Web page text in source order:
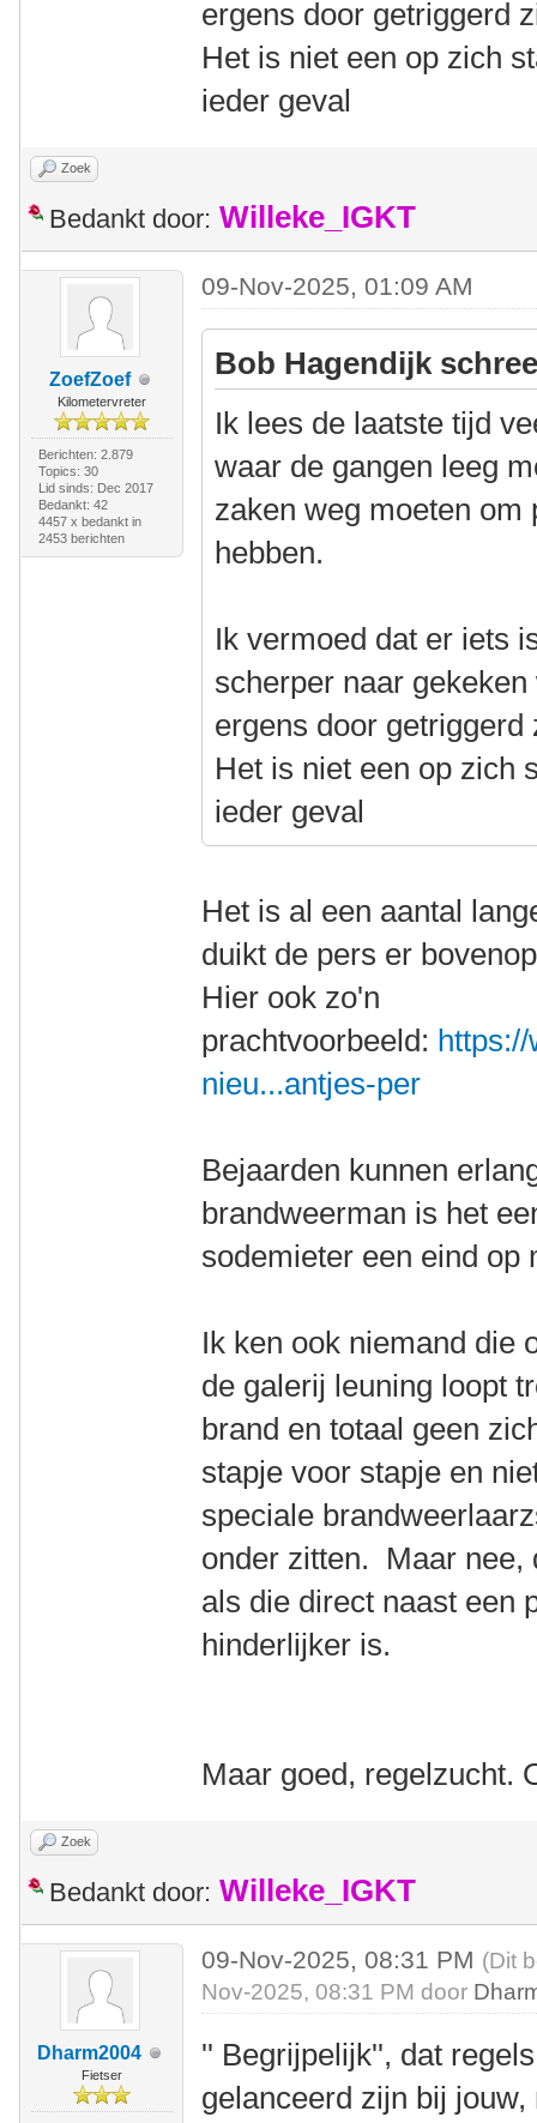
ergens door getriggerd
Het is niet een op zich
ieder geval
Zoek
Bedankt door: Willeke_IGKT
ZoefZoef
Kilometervreter
Berichten: 2.879
Topics: 30
Lid sinds: Dec 2017
Bedankt: 42
4457 x bedankt in
2453 berichten
09-Nov-2025, 01:09 AM
Bob Hagendijk
Ik lees de laatste tijd
waar de gangen leeg
zaken weg moeten om
hebben.
Ik vermoed dat er iets
scherper naar
ergens door
Het is niet een op zich
ieder geval
Het is al een aantal
duikt de pers er
Hier ook zo'n
prachtvoorbeeld:
nieu...antjes-per
Bejaarden kunnen
brandweerman is het
sodemieter een eind
Ik ken ook niemand die
de galerij leuning loopt
brand en totaal geen
stapje voor stapje en
speciale
onder zitten. Maar nee,
als die direct naast een
hinderlijker is.
Maar goed, regelzucht.
Zoek
Bedankt door: Willeke_IGKT
Dharm2004
Fietser
09-Nov-2025, 08:31 PM (Dit
Nov-2025, 08:31 PM door
'' Begrijpelijk'', dat
gelanceerd zijn bij